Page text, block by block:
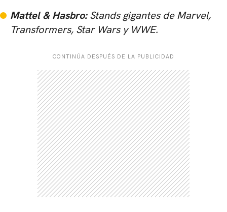
Mattel & Hasbro:Stands gigantes deMarvel,
Transformers, Star Warsy WWE.
CONTINÚA DESPUÉS DE LA PUBLICIDAD